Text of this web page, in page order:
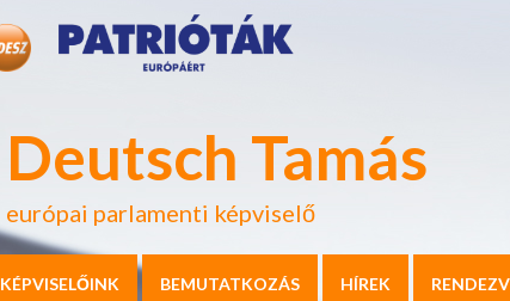
Deutsch Tamás
európai parlamenti képviselő
KÉPVISELŐINK BEMUTATKOZÁS HÍREK